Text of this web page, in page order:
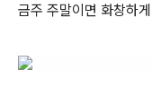
금주 주말이면 화창하